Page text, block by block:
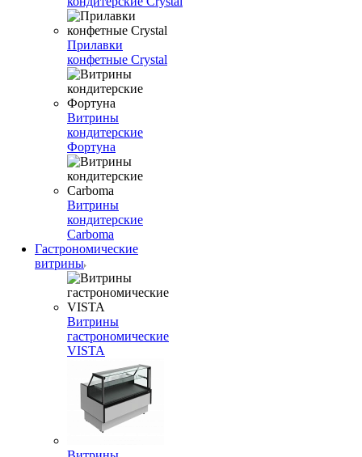
Прилавки
конфетные Crystal
Витрины
кондитерские
Фортуна
Витрины
кондитерские
Carboma
Гастрономические
витрины
Витрины
гастрономические
VISTA